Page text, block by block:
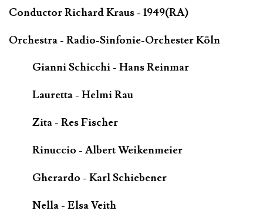
Conductor Richard Kraus - 1949(RA)
Orchestra - Radio-Sinfonie-Orchester Köln
Gianni Schicchi - Hans Reinmar
Lauretta - Helmi Rau
Zita - Res Fischer
Rinuccio - Albert Weikenmeier
Gherardo - Karl Schiebener
Nella - Elsa Veith